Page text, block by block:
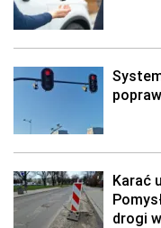
Karać
drogi